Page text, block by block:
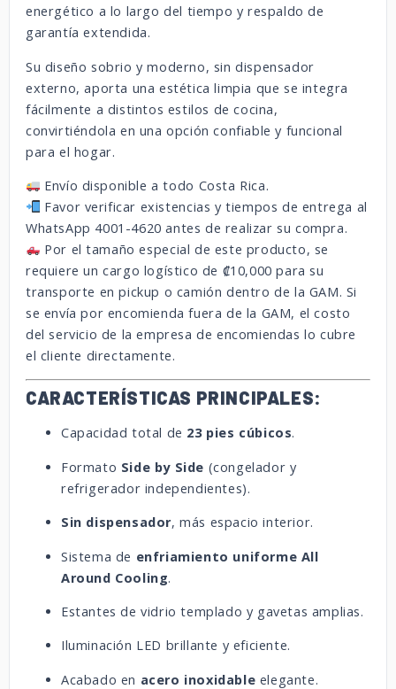
energético a lo largo del tiempo y respaldo de
garantía extendida.
Su diseño sobrio y moderno, sin dispensador
externo, aporta una estética limpia que se integra
fácilmente a distintos estilos de cocina,
convirtiéndola en una opción confiable y funcional
para el hogar.
Envío disponible a todo Costa Rica.
Favor verificar existencias y tiempos de entrega al
WhatsApp 4001-4620 antes de realizar su compra.
Por el tamaño especial de este producto, se
requiere un cargo logístico de ₡10,000 para su
transporte en pickup o camión dentro de la GAM. Si
se envía por encomienda fuera de la GAM, el costo
del servicio de la empresa de encomiendas lo cubre
el cliente directamente.
CARACTERÍSTICAS PRINCIPALES:
Capacidad total de 23 pies cúbicos.
Formato Side by Side (congelador y
refrigerador independientes).
Sin dispensador, más espacio interior.
Sistema de enfriamiento uniforme All
Around Cooling.
Estantes de vidrio templado y gavetas amplias.
Iluminación LED brillante y eficiente.
Acabado en acero inoxidable elegante.